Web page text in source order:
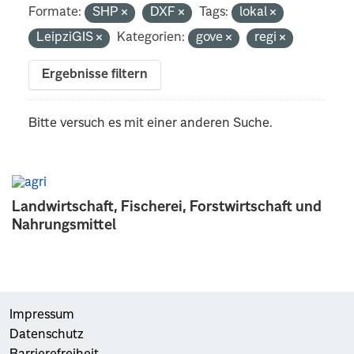
Landwirtschaft, Fischerei, Forstwirtschaft und
Nahrungsmittel
Formate: SHP DXF Tags:
lokal
LeipziGIS
Kategorien: gove regi
Ergebnisse filtern
Bitte versuch es mit einer anderen Suche.
Impressum
Datenschutz